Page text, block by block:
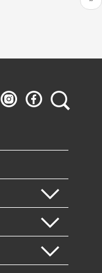
Ludwig
Múzeum
Ludwig
Múzeum
Keresés